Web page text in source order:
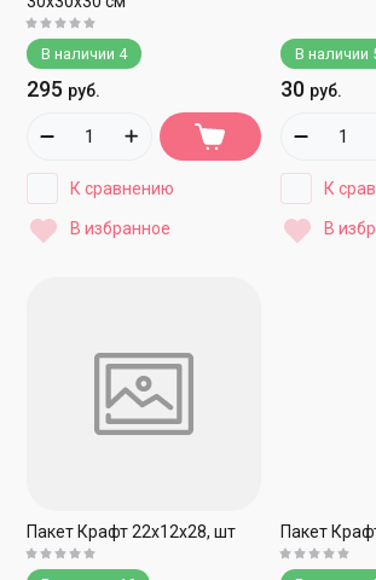
В наличии 4
295 руб.
К сравнению
В избранное
В наличии
30 руб.
К
В
Пакет Крафт 22х12х28, шт Пакет